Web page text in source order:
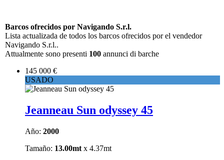
Barcos ofrecidos por Navigando S.r.l.
Lista actualizada de todos los barcos ofrecidos por el vendedor
Navigando S.r.l..
Attualmente sono presenti 100 annunci di barche
145 000 €
USADO
Jeanneau Sun odyssey 45
Año: 2000
Tamaño: 13.00mt x 4.37mt